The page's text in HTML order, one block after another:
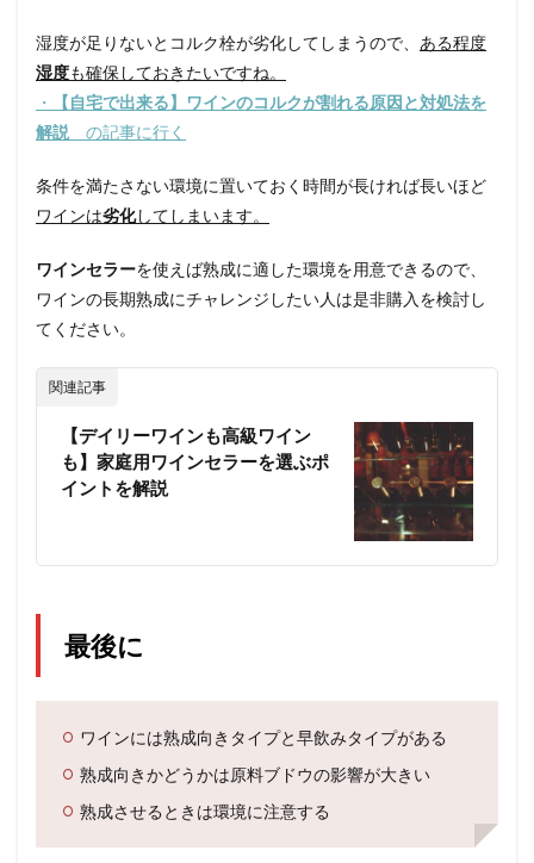
湿度が足りないとコルク栓が劣化してしまうので、 ある程度
湿度も確保しておきたいですね。
・
【自宅で出来る】ワインのコルクが割れる原因と対処法を
解説 の記事に行く
条件を満たさない環境に置いておく時間が長ければ長いほど
ワインは劣化してしまいます。
ワインセラーを使えば熟成に適した環境を用意できるので、
ワインの長期熟成にチャレンジしたい人は是非購入を検討し
てください。
関連記事
【デイリーワインも高級ワイン
も】家庭用ワインセラーを選ぶポ
イントを解説
最後に
ワインには熟成向きタイプと早飲みタイプがある
熟成向きかどうかは原料ブドウの影響が大きい
熟成させるときは環境に注意する